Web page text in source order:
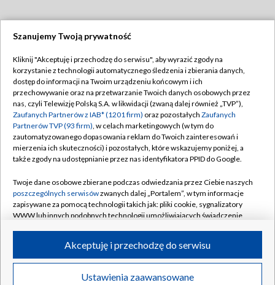
TVP
Abonament TVP
Emisja w TVP
Centrum informacji TVP
Naziemna Telewizja Cyfrowa
Rada Programowa
System NOS
Informacje o nadawcy
Program dla prasy
Regulamin TVP
Polityka prywatności
Moje zgody
Pomoc
Kontakt
Kanały
©2026 Telewizja Polska S.A. w likwidacji
Szanujemy Twoją prywatność
Kliknij "Akceptuję i przechodzę do serwisu", aby wyrazić zgody na
korzystanie z technologii automatycznego śledzenia i zbierania danych,
dostęp do informacji na Twoim urządzeniu końcowym i ich
przechowywanie oraz na przetwarzanie Twoich danych osobowych przez
nas, czyli Telewizję Polską S.A. w likwidacji (zwaną dalej również „TVP”),
Zaufanych Partnerów z IAB* (1201 firm) oraz pozostałych Zaufanych
Partnerów TVP (93 firm), w celach marketingowych (w tym do
zautomatyzowanego dopasowania reklam do Twoich zainteresowań i
mierzenia ich skuteczności) i pozostałych, które wskazujemy poniżej, a
także zgody na udostępnianie przez nas identyfikatora PPID do Google.
Twoje dane osobowe zbierane podczas odwiedzania przez Ciebie naszych
poszczególnych serwisówzwanych dalej „Portalem”, w tym informacje
zapisywane za pomocą technologii takich jak: pliki cookie, sygnalizatory
WWW lub innych podobnych technologii umożliwiających świadczenie
ruchu w Internecie.
Twoje dane osobowe zbierane podczas odwiedzania przez Ciebie
poszczególnych serwisówna Portalu, takie jak adresy IP, identyfikatory
Ustawienia zaawansowane
Akceptuję i przechodzę do serwisu